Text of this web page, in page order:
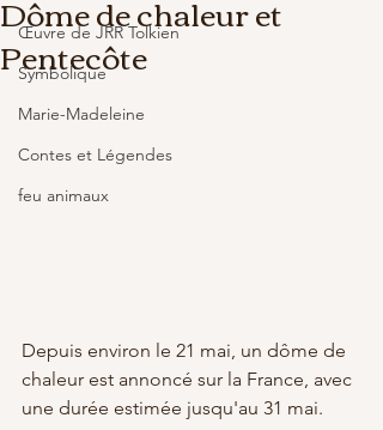
Œuvre de JRR Tolkien
Symbolique
Marie-Madeleine
Contes et Légendes
feu animaux
Dôme de chaleur et
Pentecôte
Depuis environ le 21 mai, un dôme de
chaleur est annoncé sur la France, avec
une durée estimée jusqu'au 31 mai.